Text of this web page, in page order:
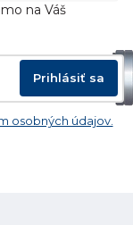
na Váš
Prihlásiť sa
osobných údajov.